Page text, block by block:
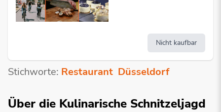
Nicht kaufbar
Stichworte: Restaurant Düsseldorf
Über die Kulinarische Schnitzeljagd